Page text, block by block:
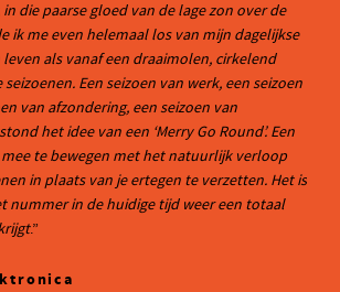
in die paarse gloed van de lage zon over de
ik me even helemaal los van mijn dagelijkse
leven als vanaf een draaimolen, cirkelend
Een seizoen van werk, een seizoen
van afzondering, een seizoen van
het idee van een ‘Merry Go Round’. Een
te bewegen met het natuurlijk verloop
in plaats van je ertegen te verzetten. Het is
nummer in de huidige tijd weer een totaal
.”